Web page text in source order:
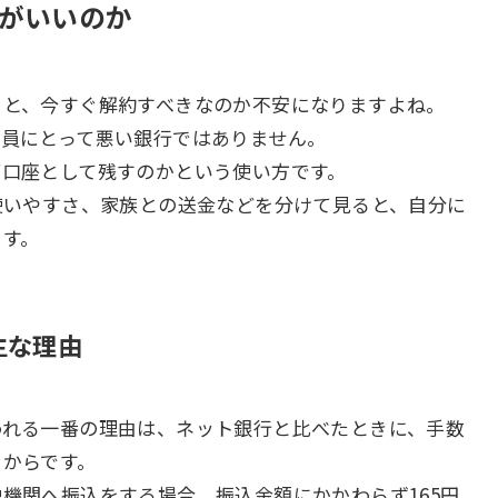
いいのか
、今すぐ解約すべきなのか不安になりますよね。
にとって悪い銀行ではありません。
座として残すのかという使い方です。
やすさ、家族との送金などを分けて見ると、自分に
。
理由
る一番の理由は、ネット銀行と比べたときに、手数
らです。